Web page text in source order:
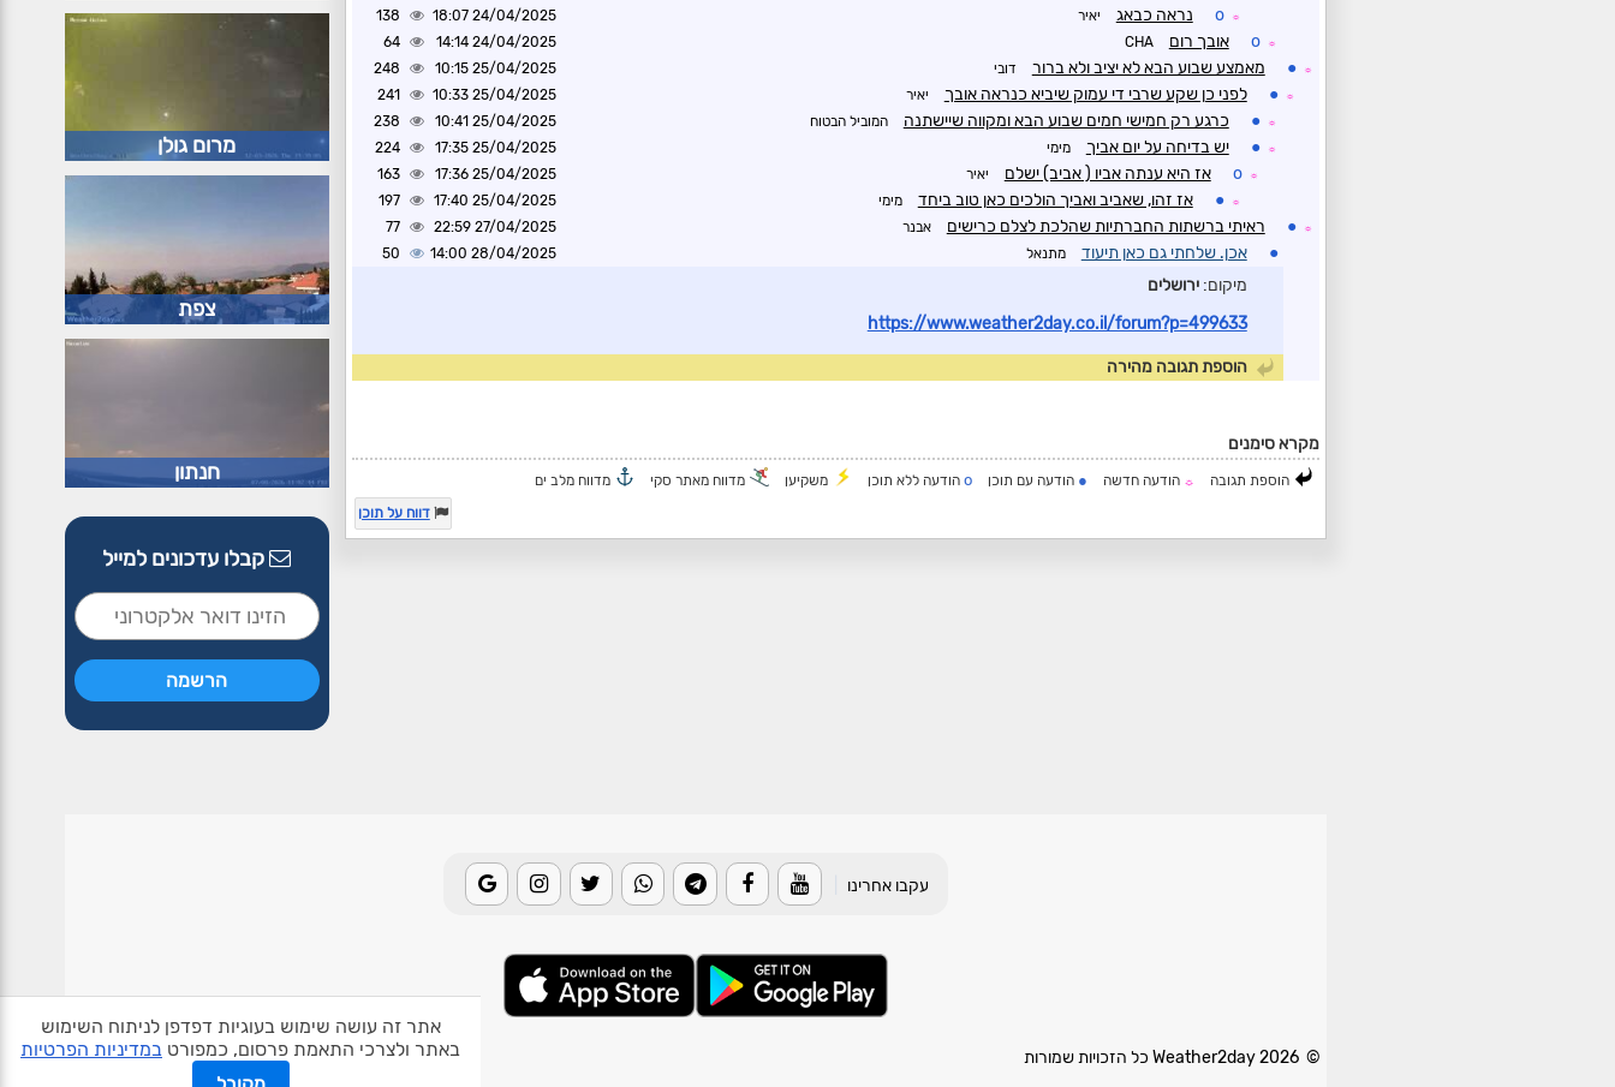
אתר זה עושה שימוש בעוגיות דפדפן לניתוח השימוש
באתר ולצרכי התאמת פרסום, כמפורט במדיניות הפרטיות
☼
o נראה כבאג יאיר 24/04/2025 18:07
138
☼
o אובך רום CHA
24/04/2025 14:14
64
☼
● מאמצע שבוע הבא לא יציב ולא ברור דובי 25/04/2025 10:15
248
☼
● לפני כן שקע שרבי די עמוק שיביא כנראה אובך יאיר 25/04/2025 10:33
241
☼
● כרגע רק חמישי חמים שבוע הבא ומקווה שיישתנה המוביל הבטוח 25/04/2025 10:41
238
☼
● יש בדיחה על יום אביך מימי 25/04/2025 17:35
224
☼
o אז היא ענתה אביו ( אביב) ישלם יאיר 25/04/2025 17:36
163
☼
● אז זהו, שאביב ואביך הולכים כאן טוב ביחד מימי 25/04/2025 17:40
197
☼
● ראיתי ברשתות החברתיות שהלכת לצלם כרישים אבנר 27/04/2025 22:59
77
● אכן. שלחתי גם כאן תיעוד מתנאל 28/04/2025 14:00
50
מיקום:ירושלים
https://www.weather2day.co.il/forum?p=499633
הוספת תגובה מהירה
מקרא סימנים
הוספת תגובה ☼ הודעה חדשה ● הודעה עם תוכן o הודעה ללא תוכן משקיען מדווח מאתר סקי
מדווח מלב ים
דווח על תוכן
מרום גולן
צפת
חנתון
קבלו עדכונים למייל
עקבו אחרינו
© 2026 Weather2day כל הזכויות שמורות אודות האתר פרטיות תנאי שימוש צור קשר בעלי אתרים